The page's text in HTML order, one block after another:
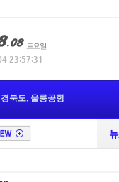
경북도, 영농형 태
영천향토사연구회,
관광박람회 참가로
놀숲패스’와 경북